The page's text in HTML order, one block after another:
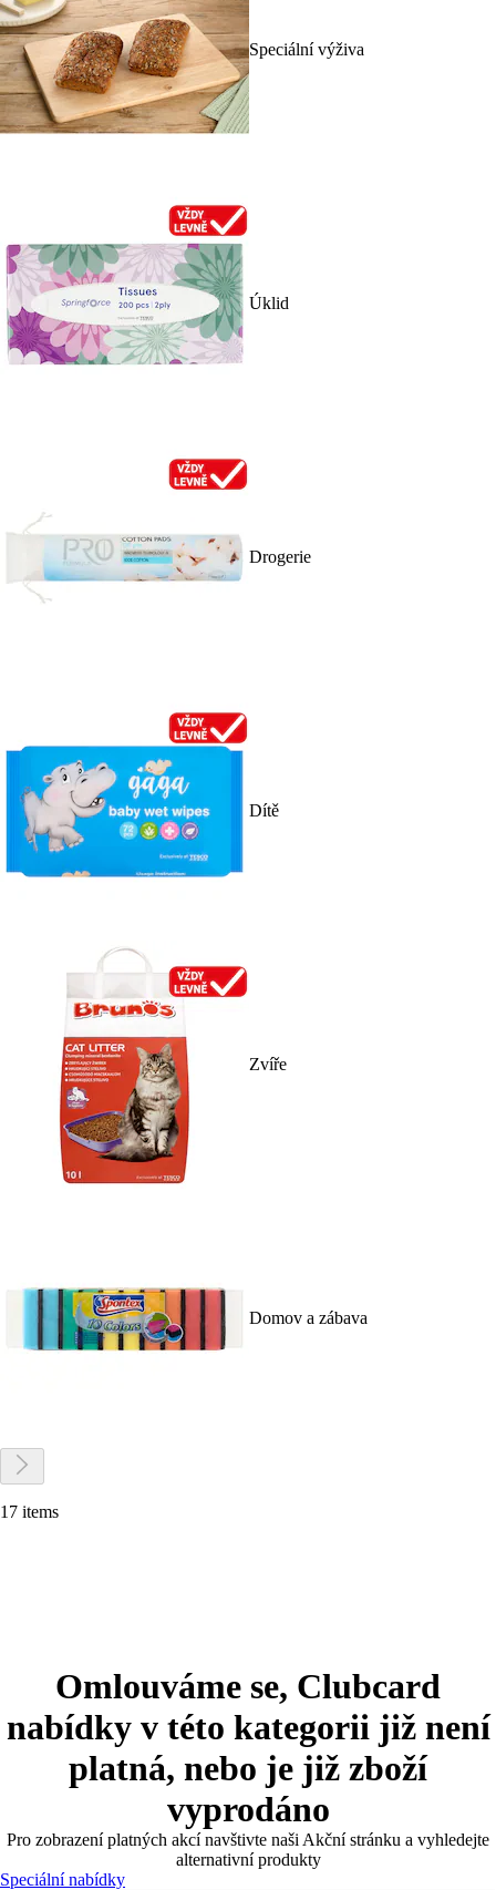
Speciální výživa
Úklid
Drogerie
Dítě
Zvíře
Domov a zábava
17 items
Omlouváme se, Clubcard
nabídky v této kategorii již není
platná, nebo je již zboží
vyprodáno
Pro zobrazení platných akcí navštivte naši Akční stránku a vyhledejte
alternativní produkty
Speciální nabídky